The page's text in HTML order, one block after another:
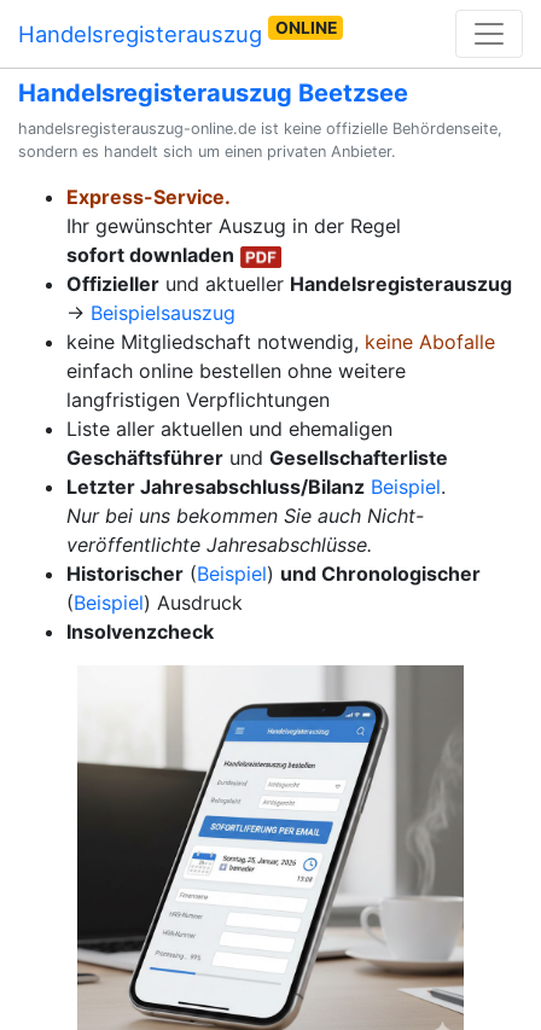
Handelsregisterauszug ONLINE
Handelsregisterauszug Beetzsee
handelsregisterauszug-online.de ist keine offizielle Behördenseite,
sondern es handelt sich um einen privaten Anbieter.
Express-Service.
Ihr gewünschter Auszug in der Regel
sofort downladen
Offizieller und aktueller Handelsregisterauszug
→ Beispielsauszug
keine Mitgliedschaft notwendig, keine Abofalle
einfach online bestellen ohne weitere
langfristigen Verpflichtungen
Liste aller aktuellen und ehemaligen
Geschäftsführer und Gesellschafterliste
Letzter Jahresabschluss/Bilanz Beispiel.
Nur bei uns bekommen Sie auch Nicht-
veröffentlichte Jahresabschlüsse.
Historischer (Beispiel) und Chronologischer
(Beispiel) Ausdruck
Insolvenzcheck